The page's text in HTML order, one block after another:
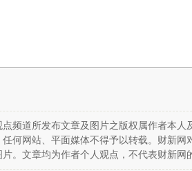
点频道所发布文章及图片之版权属作者本人
任何网站、平面媒体不得予以转载。财新
。文章均为作者个人观点，不代表财新网